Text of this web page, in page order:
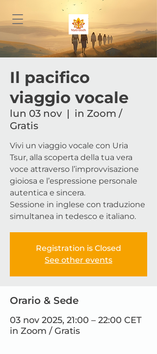
Il pacifico
viaggio vocale
lun 03 nov
  |
in Zoom /
Gratis
Vivi un viaggio vocale con Uria
Tsur, alla scoperta della tua vera
voce attraverso l’improvvisazione
gioiosa e l’espressione personale
autentica e sincera.
Sessione in inglese con traduzione
simultanea in tedesco e italiano.
Registration is Closed
See other events
Orario & Sede
03 nov 2025, 21:00 – 22:00 CET
in Zoom / Gratis